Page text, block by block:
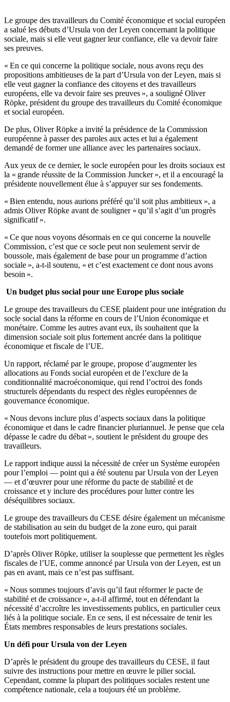
Le groupe des travailleurs du Comité économique et social européen
a salué les débuts d’Ursula von der Leyen concernant la politique
sociale, mais si elle veut gagner leur confiance, elle va devoir faire
ses preuves.
« En ce qui concerne la politique sociale, nous avons reçu des
propositions ambitieuses de la part d’Ursula von der Leyen, mais si
elle veut gagner la confiance des citoyens et des travailleurs
européens, elle va devoir faire ses preuves », a souligné Oliver
Röpke, président du groupe des travailleurs du Comité économique
et social européen.
De plus, Oliver Röpke a invité la présidence de la Commission
européenne à passer des paroles aux actes et lui a également
demandé de former une alliance avec les partenaires sociaux.
Aux yeux de ce dernier, le socle européen pour les droits sociaux est
la « grande réussite de la Commission Juncker », et il a encouragé la
présidente nouvellement élue à s’appuyer sur ses fondements.
« Bien entendu, nous aurions préféré qu’il soit plus ambitieux », a
admis Oliver Röpke avant de souligner « qu’il s’agit d’un progrès
significatif ».
« Ce que nous voyons désormais en ce qui concerne la nouvelle
Commission, c’est que ce socle peut non seulement servir de
boussole, mais également de base pour un programme d’action
sociale », a-t-il soutenu, « et c’est exactement ce dont nous avons
besoin ».
Un budget plus social pour une Europe plus sociale
Le groupe des travailleurs du CESE plaident pour une intégration du
socle social dans la réforme en cours de l’Union économique et
monétaire. Comme les autres avant eux, ils souhaitent que la
dimension sociale soit plus fortement ancrée dans la politique
économique et fiscale de l’UE.
Un rapport, réclamé par le groupe, propose d’augmenter les
allocations au Fonds social européen et de l’exclure de la
conditionnalité macroéconomique, qui rend l’octroi des fonds
structurels dépendants du respect des règles européennes de
gouvernance économique.
« Nous devons inclure plus d’aspects sociaux dans la politique
économique et dans le cadre financier pluriannuel. Je pense que cela
dépasse le cadre du débat », soutient le président du groupe des
travailleurs.
Le rapport indique aussi la nécessité de créer un Système européen
pour l’emploi — point qui a été soutenu par Ursula von der Leyen
— et d’œuvrer pour une réforme du pacte de stabilité et de
croissance et y inclure des procédures pour lutter contre les
déséquilibres sociaux.
Le groupe des travailleurs du CESE désire également un mécanisme
de stabilisation au sein du budget de la zone euro, qui parait
toutefois mort politiquement.
D’après Oliver Röpke, utiliser la souplesse que permettent les règles
fiscales de l’UE, comme annoncé par Ursula von der Leyen, est un
pas en avant, mais ce n’est pas suffisant.
« Nous sommes toujours d’avis qu’il faut réformer le pacte de
stabilité et de croissance », a-t-il affirmé, tout en défendant la
nécessité d’accroître les investissements publics, en particulier ceux
liés à la politique sociale. En ce sens, il est nécessaire de tenir les
États membres responsables de leurs prestations sociales.
Un défi pour Ursula von der Leyen
D’après le président du groupe des travailleurs du CESE, il faut
suivre des instructions pour mettre en œuvre le pilier social.
Cependant, comme la plupart des politiques sociales restent une
compétence nationale, cela a toujours été un problème.